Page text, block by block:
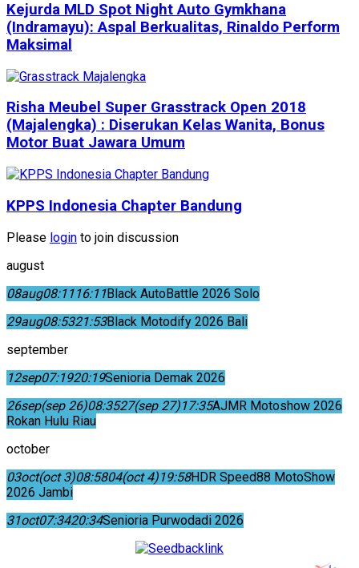
Kejurda MLD Spot Night Auto Gymkhana
(Indramayu): Aspal Berkualitas, Rinaldo Perform
Maksimal
Risha Meubel Super Grasstrack Open 2018
(Majalengka) : Diserukan Kelas Wanita, Bonus
Motor Buat Jawara Umum
KPPS Indonesia Chapter Bandung
Please login to join discussion
august
08aug08:1116:11Black AutoBattle 2026 Solo
29aug08:5321:53Black Motodify 2026 Bali
september
12sep07:1920:19Senioria Demak 2026
26sep(sep 26)08:3527(sep 27)17:35AJMR Motoshow 2026
Rokan Hulu Riau
october
03oct(oct 3)08:5804(oct 4)19:58HDR Speed88 MotoShow
2026 Jambi
31oct07:3420:34Senioria Purwodadi 2026